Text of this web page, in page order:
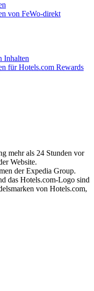
von FeWo-direkt
Inhalten
für Hotels.com Rewards
mehr als 24 Stunden vor
Website.
der Expedia Group.
das Hotels.com-Logo sind
von Hotels.com,